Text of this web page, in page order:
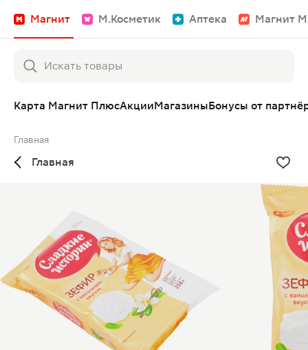
Магнит М.Косметик Аптека Магнит
Карта Магнит ПлюсАкцииМагазиныБонусы от
Главная
Главная